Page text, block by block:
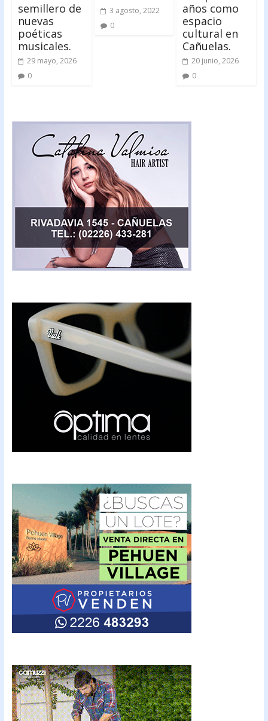
semillero de
nuevas
poéticas
musicales.
29 mayo, 2026
0
3 agosto, 2022
0
años como
espacio
cultural en
Cañuelas.
20 junio, 2026
0